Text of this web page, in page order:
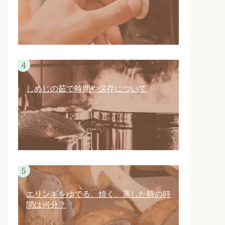
しめじの茹で時間や保存について
エリンギをゆでる、焼く、蒸した時の時
間は何分？